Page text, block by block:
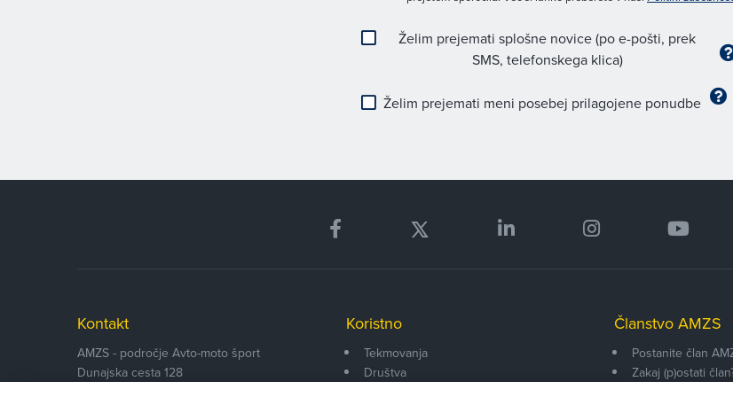
Želim prejemati splošne novice (po e-pošti, prek
SMS, telefonskega klica)
Želim prejemati meni posebej prilagojene ponudbe
Kontakt
AMZS - področje Avto-moto šport
Dunajska cesta 128
Koristno
Tekmovanja
Društva
Članstvo AMZS
Postanite član
Zakaj (p)ostati